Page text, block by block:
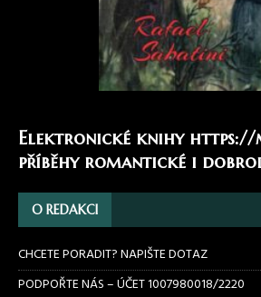
Elektronické knihy https://
příběhy romantické i
O REDAKCI
CHCETE PORADIT? NAPIŠTE DOTAZ
PODPOŘTE NÁS – ÚČET 1007980018/2220